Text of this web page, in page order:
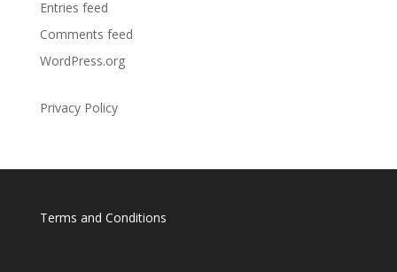
Entries feed
Comments feed
WordPress.org
Privacy Policy
Terms and Conditions